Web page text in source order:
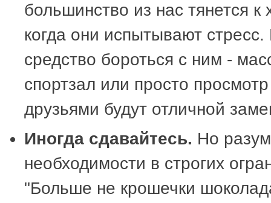
большинство из нас тянется к
когда они испытывают
средство бороться с ним -
спортзал или просто
друзьями будут отличной
Иногда сдавайтесь. Но
необходимости в строгих
"Больше не крошечки